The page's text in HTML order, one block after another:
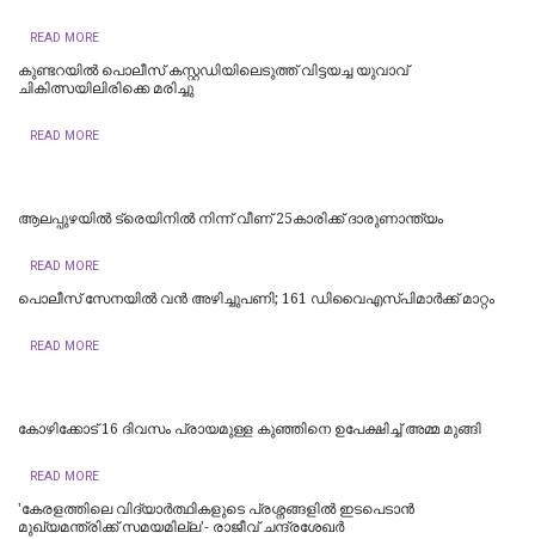
READ MORE
കുണ്ടറയിൽ പൊലീസ് കസ്റ്റഡിയിലെടുത്ത് വിട്ടയച്ച യുവാവ്
ചികിത്സയിലിരിക്കെ മരിച്ചു
READ MORE
ആലപ്പുഴയിൽ ട്രെയിനില്‍ നിന്ന് വീണ് 25കാരിക്ക് ദാരുണാന്ത്യം
READ MORE
പൊലീസ് സേനയിൽ വൻ അഴിച്ചുപണി; 161 ഡിവൈഎസ്പിമാര്‍ക്ക് മാറ്റം
READ MORE
കോഴിക്കോട് 16 ​ദിവസം പ്രായമുള്ള കുഞ്ഞിനെ ഉപേക്ഷിച്ച് അമ്മ മുങ്ങി
READ MORE
'കേരളത്തിലെ വിദ്യാർത്ഥികളുടെ പ്രശ്നങ്ങളിൽ ഇടപെടാൻ
മുഖ്യമന്ത്രിക്ക് സമയമില്ല'- രാജീവ് ചന്ദ്രശേഖർ